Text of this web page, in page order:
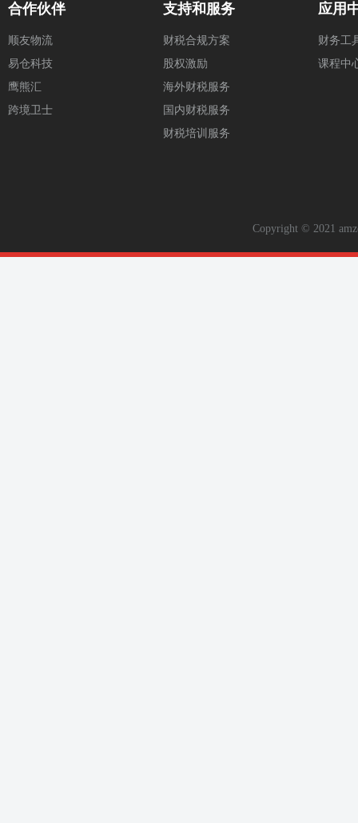
合作伙伴
顺友物流
易仓科技
鹰熊汇
跨境卫士
支持和服务
财税合规方案
股权激励
海外财税服务
国内财税服务
财税培训服务
应用
财务工
课程中
Copyright © 2021